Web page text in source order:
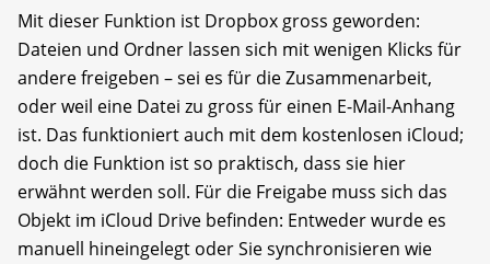
Mit dieser Funktion ist Dropbox gross geworden:
Dateien und Ordner lassen sich mit wenigen Klicks für
andere freigeben – sei es für die Zusammenarbeit,
oder weil eine Datei zu gross für einen E-Mail-Anhang
ist. Das funktioniert auch mit dem kostenlosen iCloud;
doch die Funktion ist so praktisch, dass sie hier
erwähnt werden soll. Für die Freigabe muss sich das
Objekt im iCloud Drive befinden: Entweder wurde es
manuell hineingelegt oder Sie synchronisieren wie